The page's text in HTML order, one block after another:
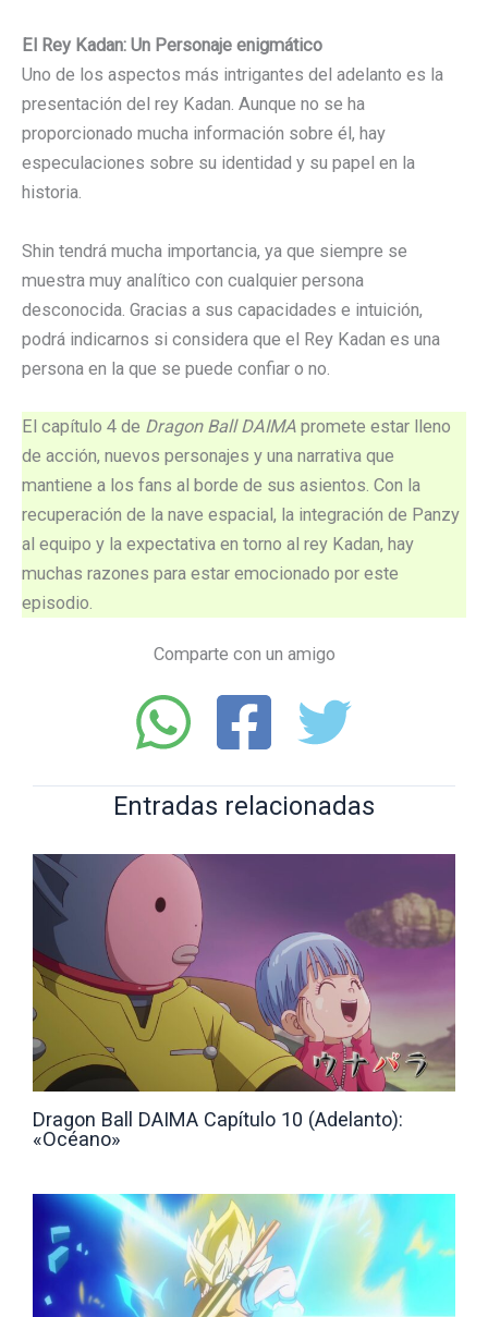
El Rey Kadan: Un Personaje enigmático
Uno de los aspectos más intrigantes del adelanto es la
presentación del rey Kadan. Aunque no se ha
proporcionado mucha información sobre él, hay
especulaciones sobre su identidad y su papel en la
historia.
Shin tendrá mucha importancia, ya que siempre se
muestra muy analítico con cualquier persona
desconocida. Gracias a sus capacidades e intuición,
podrá indicarnos si considera que el Rey Kadan es una
persona en la que se puede confiar o no.
El capítulo 4 de Dragon Ball DAIMA promete estar lleno
de acción, nuevos personajes y una narrativa que
mantiene a los fans al borde de sus asientos. Con la
recuperación de la nave espacial, la integración de Panzy
al equipo y la expectativa en torno al rey Kadan, hay
muchas razones para estar emocionado por este
episodio.
Comparte con un amigo
Entradas relacionadas
Dragon Ball DAIMA Capítulo 10 (Adelanto):
«Océano»